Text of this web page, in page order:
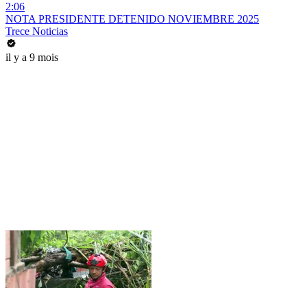
2:06
NOTA PRESIDENTE DETENIDO NOVIEMBRE 2025
Trece Noticias
il y a 9 mois